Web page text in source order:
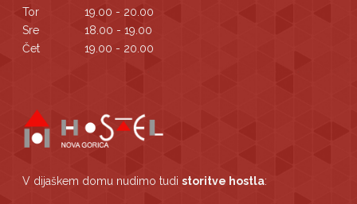
Tor
19.00 - 20.00
Sre
18.00 - 19.00
Čet
19.00 - 20.00
V dijaškem domu nudimo tudistoritve hostla: